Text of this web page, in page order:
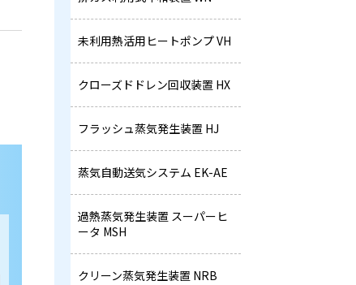
未利用熱活用ヒートポンプ VH
クローズドドレン回収装置 HX
フラッシュ蒸気発生装置 HJ
蒸気自動送気システム EK-AE
過熱蒸気発生装置 スーパーヒ
ータ MSH
クリーン蒸気発生装置 NRB